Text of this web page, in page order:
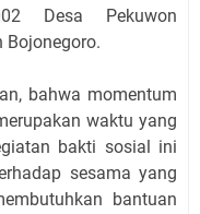
Desa Pekuwon
Bojonegoro.
bahwa momentum
waktu yang
bakti sosial ini
sesama yang
bantuan